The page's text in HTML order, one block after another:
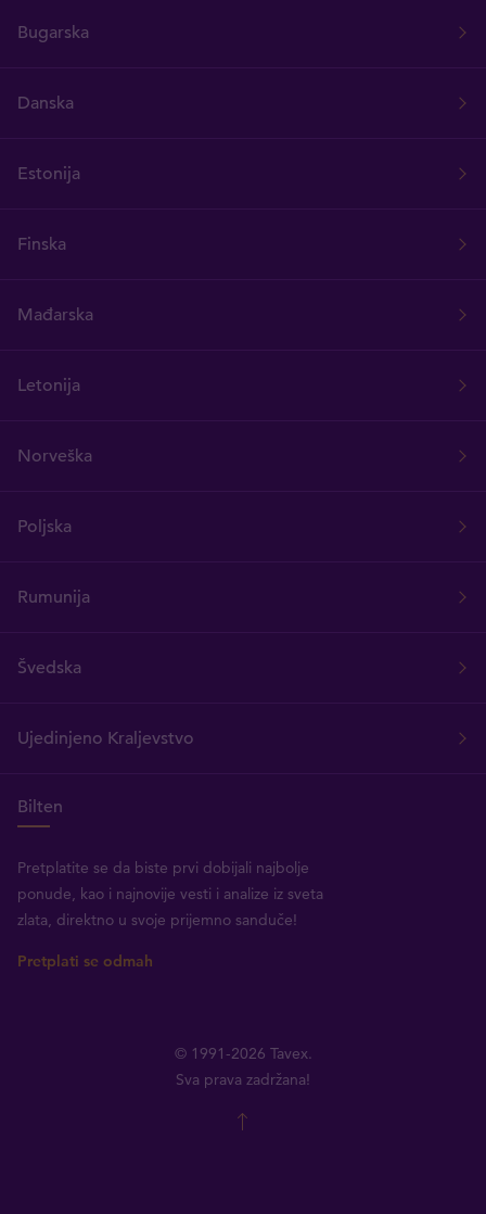
Bugarska
Danska
Estonija
Finska
Mađarska
Letonija
Norveška
Poljska
Rumunija
Švedska
Ujedinjeno Kraljevstvo
Bilten
Pretplatite se da biste prvi dobijali najbolje
ponude, kao i najnovije vesti i analize iz sveta
zlata, direktno u svoje prijemno sanduče!
Pretplati se odmah
© 1991-2026 Tavex.
Sva prava zadržana!